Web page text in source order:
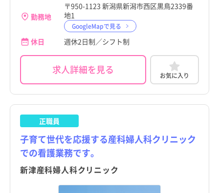
勤務地
〒950-1123 新潟県新潟市西区黒鳥2339番
地1
GoogleMapで見る
休日 週休2日制／シフト制
求人詳細を見る お気に入り
正職員
子育て世代を応援する産科婦人科クリニック
での看護業務です。
新津産科婦人科クリニック